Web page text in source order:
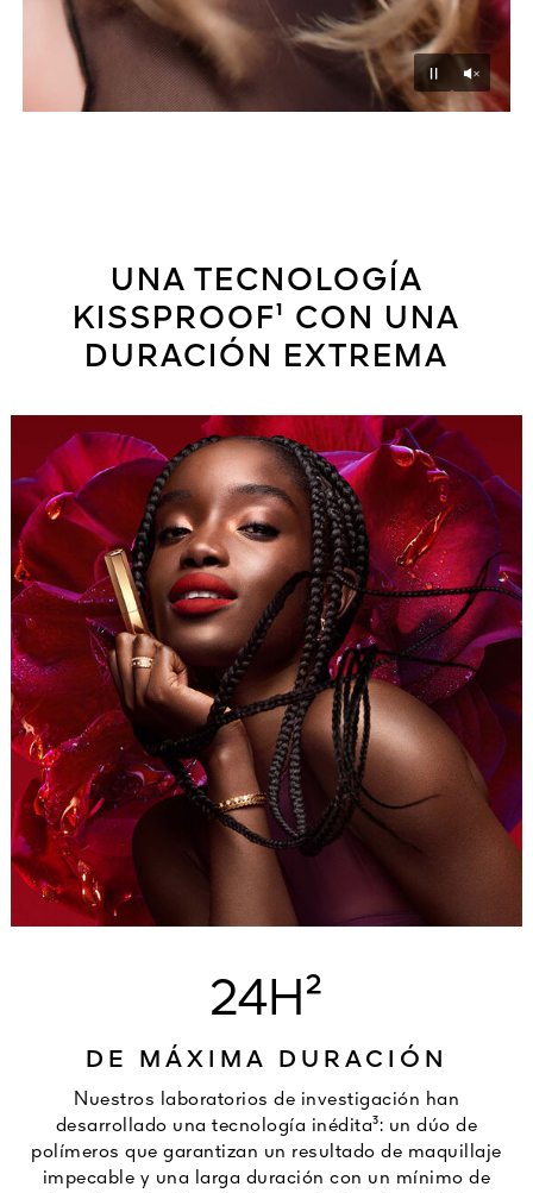
Pause
UNA TECNOLOGÍA
KISSPROOF¹ CON UNA
DURACIÓN EXTREMA
24H²
DE MÁXIMA DURACIÓN
Nuestros laboratorios de investigación han
desarrollado una tecnología inédita³: un dúo de
polímeros que garantizan un resultado de maquillaje
impecable y una larga duración con un mínimo de